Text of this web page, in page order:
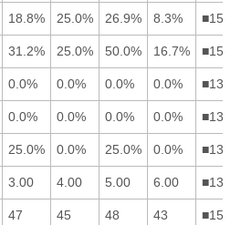
18.8% 25.0% 26.9% 8.3%
31.2% 25.0% 50.0% 16.7%
0.0% 0.0% 0.0% 0.0%
0.0% 0.0% 0.0% 0.0%
25.0% 0.0% 25.0% 0.0%
3.00 4.00 5.00 6.00
47 45 48 43